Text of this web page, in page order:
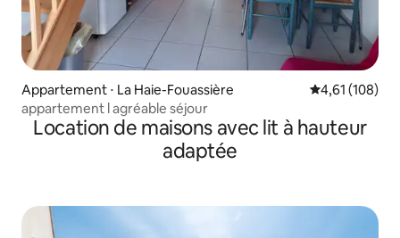
Appartement ⋅ La Haie-Fouassière Évaluation
4,61 (108)
appartement l agréable séjour
Location de maisons avec lit à hauteur
adaptée